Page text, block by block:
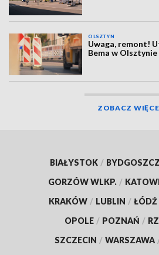
OLSZTYN
Uwaga, remont!
Bema w Olsztynie
ZOBACZ
BIAŁYSTOK / BYDGOSZCZ
GORZÓW WLKP. /
KRAKÓW / LUBLIN / ŁÓDŹ
OPOLE / POZNAŃ /
SZCZECIN / WARSZAWA